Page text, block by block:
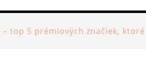
– top 5 prémiových značiek,